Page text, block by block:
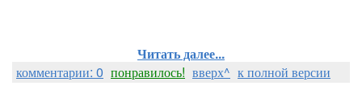
Читать далее...
комментарии: 0 понравилось! вверх^ к полной версии